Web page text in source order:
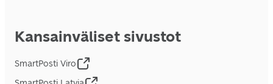
Kansainväliset sivustot
SmartPosti Viro